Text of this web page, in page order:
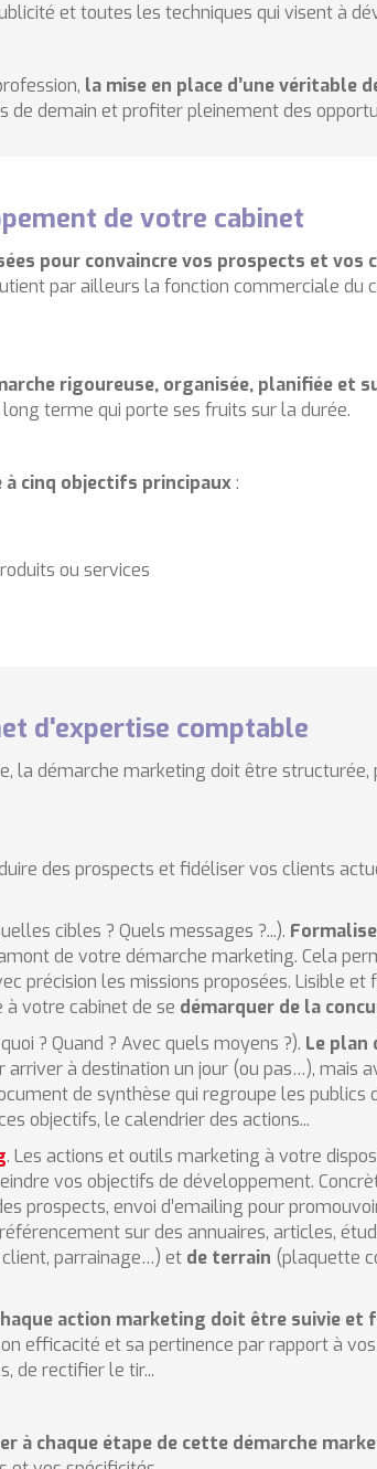
et toutes les techniques qui visent à
la mise en place d’une véritable
de demain et profiter pleinement des
de votre cabinet
pour convaincre vos prospects et vos
par ailleurs la fonction commerciale
rigoureuse, organisée, planifiée et
terme qui porte ses fruits sur la durée.
cinq objectifs principaux:
ou services
d'expertise comptable
la démarche marketing doit être
des prospects et fidéliser vos clients
cibles ? Quels messages ?...).
de votre démarche marketing. Cela
précision les missions proposées. Lisible
votre cabinet de se démarquer de la
? Quand ? Avec quels moyens ?). Le plan
arriver à destination un jour (ou pas…), mais
de synthèse qui regroupe les
objectifs, le calendrier des actions...
. Les actions et outils marketing à votre
vos objectifs de développement.
prospects, envoi d’emailing pour
sur des annuaires, articles,
parrainage…) et de terrain (plaquette
action marketing doit être suivie et
efficacité et sa pertinence par rapport à
de rectifier le tir...
à chaque étape de cette démarche